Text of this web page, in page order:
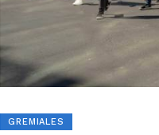
GREMIALES